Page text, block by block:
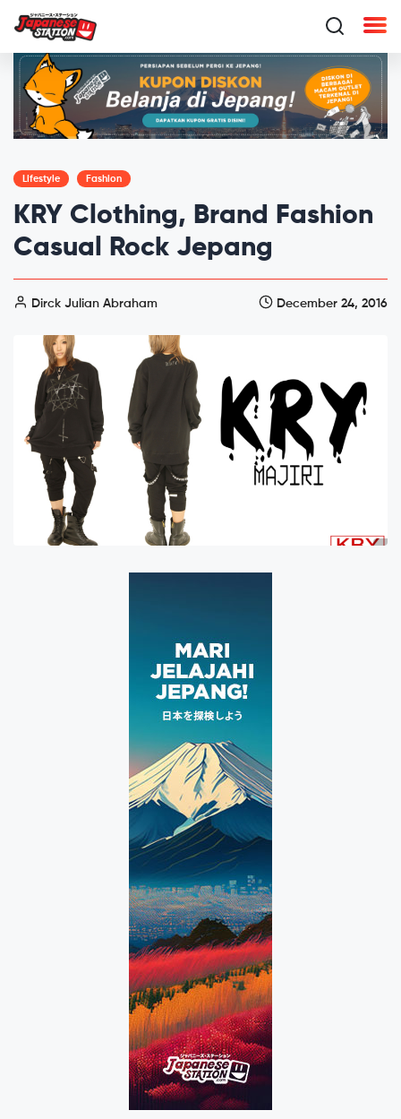
Lifestyle Fashion
KRY Clothing, Brand Fashion
Casual Rock Jepang
Dirck Julian Abraham December 24, 2016